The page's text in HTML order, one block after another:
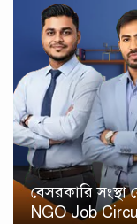
বেসরকারি
NGO Job